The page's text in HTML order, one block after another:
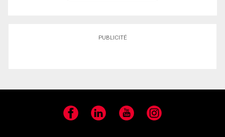
PUBLICITÉ
Facebook LinkedIn YouTube Instagram